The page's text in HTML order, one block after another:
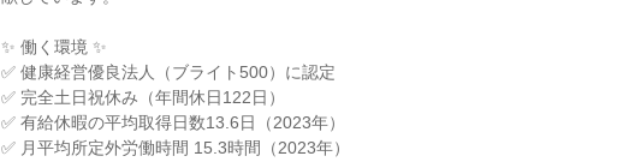
✨ 働く環境 ✨
✅ 健康経営優良法人（ブライト500）に認定
✅ 完全土日祝休み（年間休日122日）
✅ 有給休暇の平均取得日数13.6日（2023年）
✅ 月平均所定外労働時間 15.3時間（2023年）